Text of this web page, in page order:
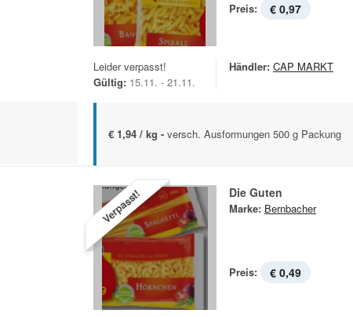
Preis: € 0,97
Leider verpasst!
Gültig: 15.11. - 21.11.
Händler: CAP MARKT
€ 1,94 / kg - versch. Ausformungen 500 g Packung
Verpasst! Die Guten
Marke: Bernbacher
Preis: € 0,49